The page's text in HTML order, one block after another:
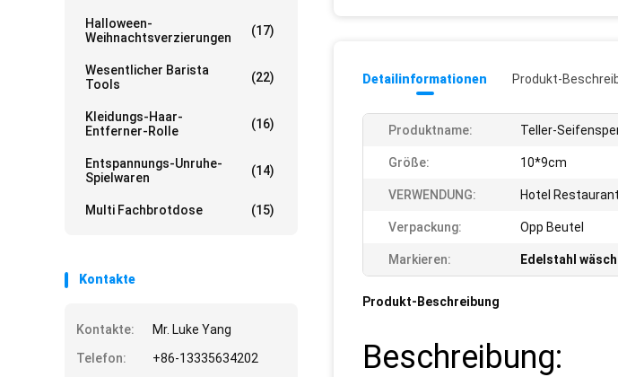
Halloween-
Weihnachtsverzierungen
(17)
Wesentlicher Barista
Tools
(22)
Kleidungs-Haar-
Entferner-Rolle
(16)
Entspannungs-Unruhe-
Spielwaren
(14)
Multi Fachbrotdose (15)
Kontakte
Kontakte:
Mr. Luke Yang
Telefon:
+86-13335634202
Detailinformationen Produkt-
Produktname: Teller-
Größe: 10*9cm
VERWENDUNG: Hotel
Verpackung: Opp Beutel
Markieren: Edelstahl
Produkt-Beschreibung
Beschreibung: